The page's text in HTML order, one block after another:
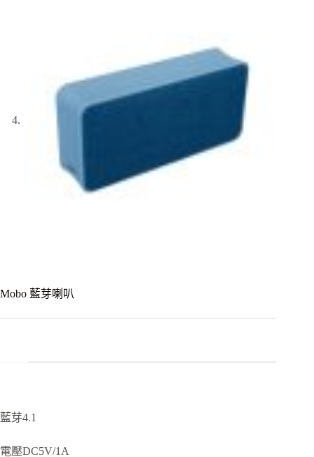
Mobo 藍芽喇叭
藍芽4.1
電壓DC5V/1A